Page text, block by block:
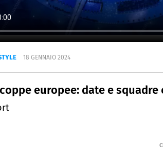
18 GENNAIO 2024
europee: date e